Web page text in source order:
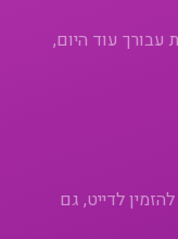
עוד היום,
לדייט, גם